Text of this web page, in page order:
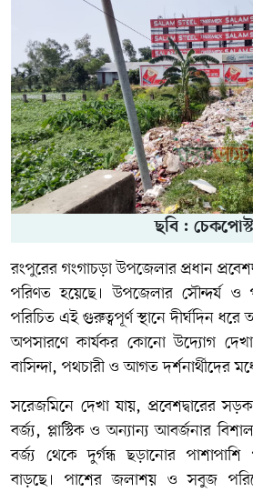
ছবি : চেকপোস্ট
রংপুরের গংগাচড়া উপজেলার প্রধান
পরিণত হয়েছে। উপজেলার সৌন্দর্য ও
পরিচিত এই গুরুত্বপূর্ণ স্থানে দীর্ঘদিন
অপসারণে কার্যকর কোনো উদ্যোগ দেখা
বাসিন্দা, পথচারী ও আগত দর্শনার্থীদের
সরেজমিনে দেখা যায়, প্রবেশদ্বারের
বর্জ্য, প্লাস্টিক ও অন্যান্য আবর্জনার
বর্জ্য থেকে দুর্গন্ধ ছড়ানোর
বাড়ছে। পাশের জলাশয় ও সবুজ